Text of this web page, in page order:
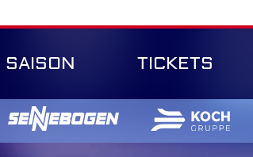
SAISON TICKETS